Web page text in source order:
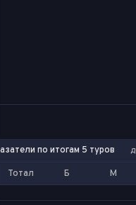
по итогам 5 туров
Тотал Б М